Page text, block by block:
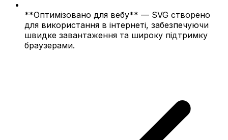
**Оптимізовано для вебу** — SVG створено
для використання в інтернеті, забезпечуючи
швидке завантаження та широку підтримку
браузерами.